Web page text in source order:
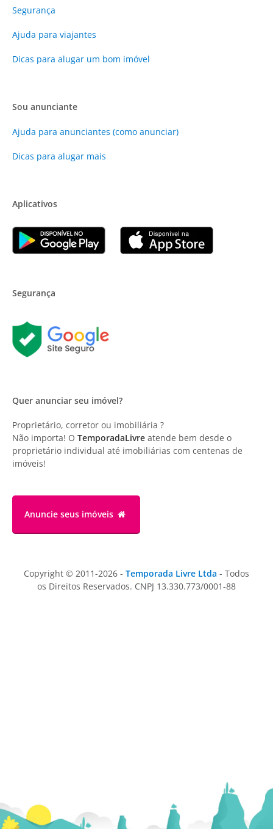
Segurança
Ajuda para viajantes
Dicas para alugar um bom imóvel
Sou anunciante
Ajuda para anunciantes (como anunciar)
Dicas para alugar mais
Aplicativos
Segurança
Quer anunciar seu imóvel?
Proprietário, corretor ou imobiliária ?
Não importa! O TemporadaLivre atende bem desde o
proprietário individual até imobiliárias com centenas de
imóveis!
Anuncie seus imóveis
Copyright © 2011-2026 - Temporada Livre Ltda - Todos
os Direitos Reservados. CNPJ 13.330.773/0001-88